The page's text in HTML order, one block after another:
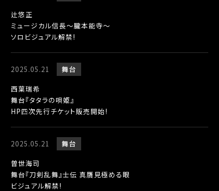
辻悠正
ミュージカル信長〜朧本能寺〜
ソロビジュアル解禁!
2025.05.21
舞台
西葉瑞希
舞台『タタラの唄姫』
HP四次先行チケット販売開始!
2025.05.21
舞台
曽世海司
舞台『刀剣乱舞』士伝 真贋見極める眼
ビジュアル解禁!